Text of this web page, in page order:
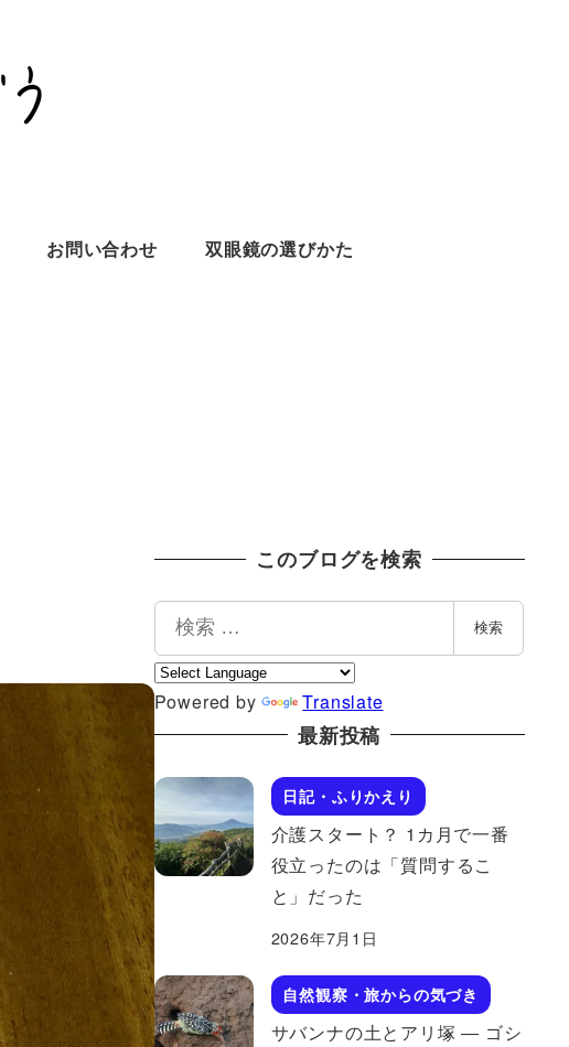
お問い合わせ 双眼鏡の選びかた
このブログを検索
索
検索
Powered by Translate
最新投稿
日記・ふりかえり
介護スタート？ 1カ月で一番
役立ったのは「質問するこ
と」だった
2026年7月1日
自然観察・旅からの気づき
サバンナの土とアリ塚 ― ゴシ